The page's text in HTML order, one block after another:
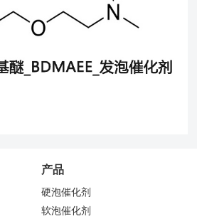
产品
硬泡催化剂
软泡催化剂